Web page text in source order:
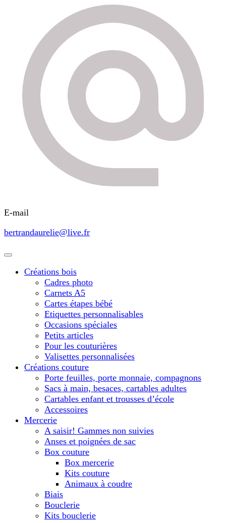
Limalou Creations
E-mail
bertrandaurelie@live.fr
Créations bois
Cadres photo
Carnets A5
Cartes étapes bébé
Etiquettes personnalisables
Occasions spéciales
Petits articles
Pour les couturières
Valisettes personnalisées
Créations couture
Porte feuilles, porte monnaie, compagnons
Sacs à main, besaces, cartables adultes
Cartables enfant et trousses d’école
Accessoires
Mercerie
A saisir! Gammes non suivies
Anses et poignées de sac
Box couture
Box mercerie
Kits couture
Animaux à coudre
Biais
Bouclerie
Kits bouclerie